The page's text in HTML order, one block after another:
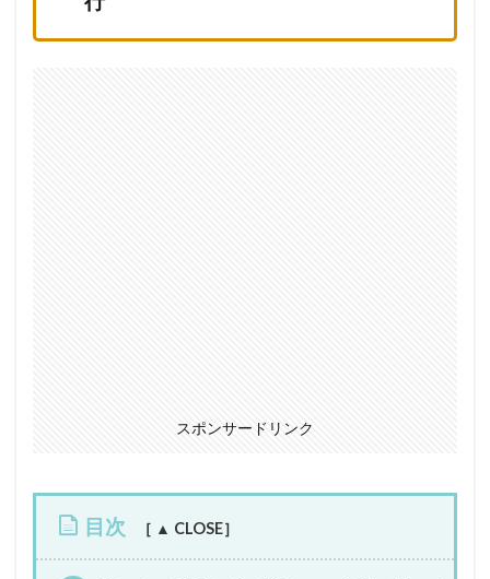
スポンサードリンク
目次